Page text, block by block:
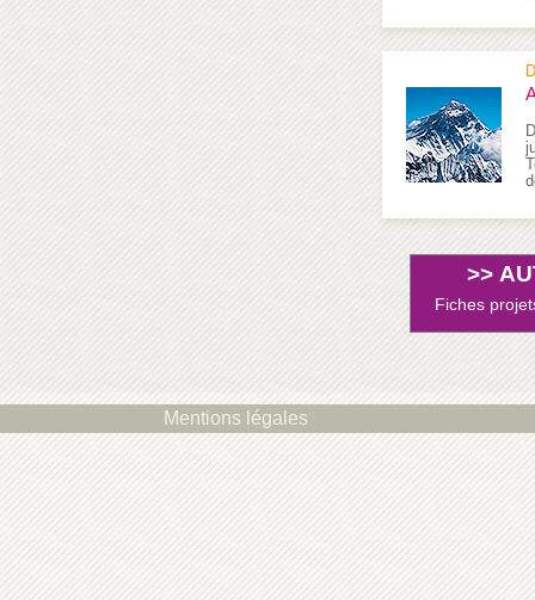
>>
Fiches
Mentions légales